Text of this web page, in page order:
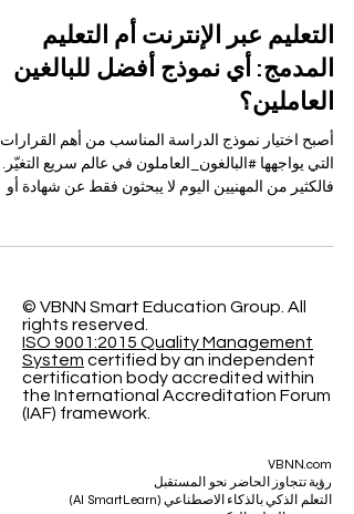
3 دقيقة قراءة
التعليم عبر الإنترنت أم التعليم
المدمج: أي نموذج أفضل للبالغين
العاملين؟
تطوير مسارهم المهني دون أن يضطروا إلى ترك
أو إهمال مسؤولياتهم العائلية والشخصية. لذلك يظهر
سؤال مهم: هل #التعليم_عبر_الإنترنت هو الخيار
أم أن #التعليم_المدمج يقدم تجربة أكثر توازناً؟ يعتمد
الجواب على طبيعة حياة كل متعلم، ووقته، وأسلوب
© VBNN Smart Education Group.All
rights reserved.
ISO 9001:2015 Quality Management
System
the International Accreditation Forum